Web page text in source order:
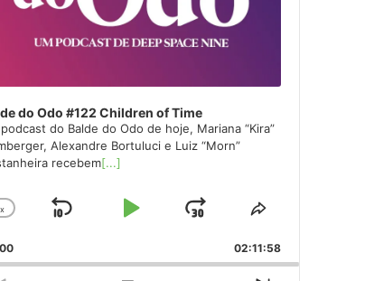
do Odo #122 Children of Time
do Balde do Odo de hoje, Mariana “Kira”
Alexandre Bortuluci e Luiz “Morn”
recebem[...]
Rate
x
Skip
Play
Jump
Forward
Share
Episode
02:11:58